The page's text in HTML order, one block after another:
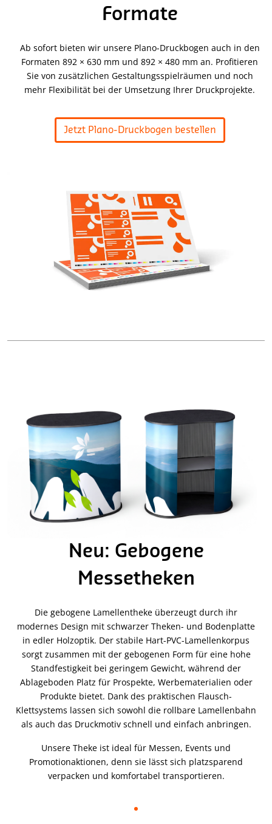
Formate
Ab sofort bieten wir unsere Plano-Druckbogen auch in den
Formaten 892 × 630 mm und 892 × 480 mm an. Profitieren
Sie von zusätzlichen Gestaltungsspielräumen und noch
mehr Flexibilität bei der Umsetzung Ihrer Druckprojekte.
Jetzt Plano-Druckbogen bestellen
Neu: Gebogene
Messetheken
Die gebogene Lamellentheke überzeugt durch ihr
modernes Design mit schwarzer Theken- und Bodenplatte
in edler Holzoptik. Der stabile Hart-PVC-Lamellenkorpus
sorgt zusammen mit der gebogenen Form für eine hohe
Standfestigkeit bei geringem Gewicht, während der
Ablageboden Platz für Prospekte, Werbematerialien oder
Produkte bietet. Dank des praktischen Flausch-
Klettsystems lassen sich sowohl die rollbare Lamellenbahn
als auch das Druckmotiv schnell und einfach anbringen.
Unsere Theke ist ideal für Messen, Events und
Promotionaktionen, denn sie lässt sich platzsparend
verpacken und komfortabel transportieren.